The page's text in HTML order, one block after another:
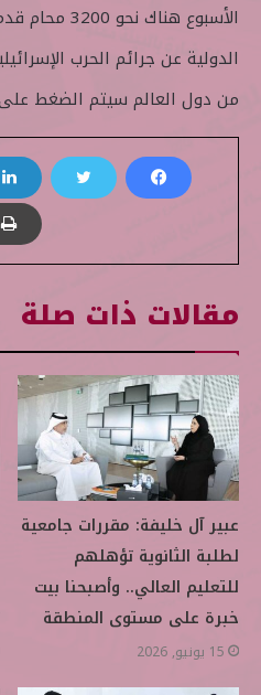
الأسبوع
الدولية عن جرائم الحرب
من دول العالم سيتم الضغط
مقالات ذات صلة
عبير آل خليفة: مقررات جامعية
لطلبة الثانوية تؤهلهم
للتعليم العالي.. وأصبحنا بيت
خبرة على مستوى المنطقة
15 يونيو, 2026